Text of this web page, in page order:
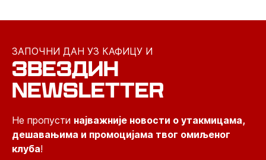
ЗАПОЧНИ ДАН УЗ КАФИЦУ И
ЗВЕЗДИН
NEWSLETTER
Не пропусти најважније новости о утакмицама,
дешавањима и промоцијама твог омиљеног
клуба!